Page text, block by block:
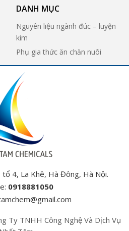
DANH MỤC
Nguyên liệu ngành đúc – luyện
kim
Phụ gia thức ăn chăn nuôi
4, La Khê, Hà Đông, Hà Nội.
0918881050
Ty TNHH Công Nghệ Và Dịch Vụ